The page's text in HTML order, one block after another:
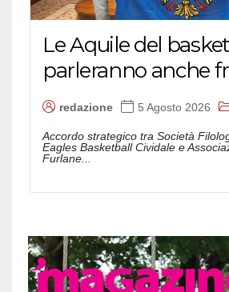
Le Aquile del basket
parleranno anche
redazione 5 Agosto 2026
Accordo strategico tra Società
Eagles Basketball Cividale e
Furlane...